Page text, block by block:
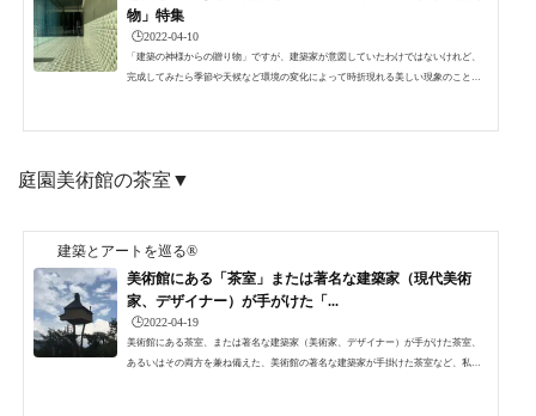
物」特集
🕒️2022-04-10
「建築の神様からの贈り物」ですが、建築家が意図していたわけではないけれど、
完成してみたら季節や天候など環境の変化によって時折現れる美しい現象のことで
様からの贈り物」という言葉は、2021年12月に参加した紀...
庭園美術館の茶室▼
建築とアートを巡る®
美術館にある「茶室」または著名な建築家（現代美術
家、デザイナー）が手がけた「...
🕒️2022-04-19
美術館にある茶室、または著名な建築家（美術家、デザイナー）が手がけた茶室、
あるいはその両方を兼ね備えた、美術館の著名な建築家が手掛けた茶室など、私が